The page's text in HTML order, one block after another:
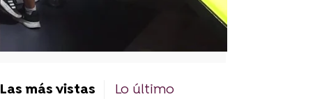
Las más vistas Lo último